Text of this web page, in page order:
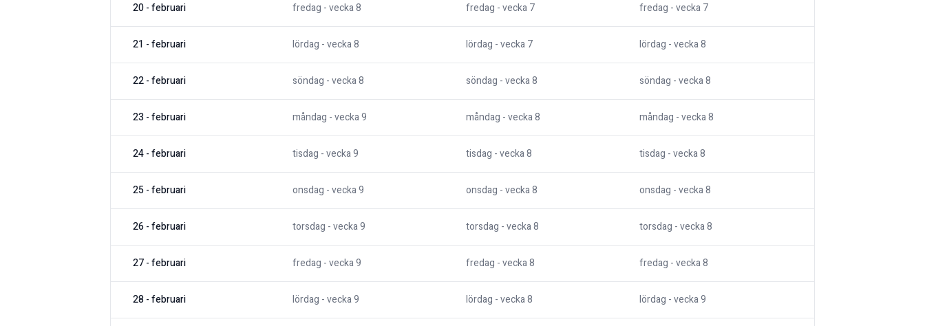
20-februari fredag - vecka8 fredag - vecka7 fredag - vecka7
21 -februari lördag - vecka8 lördag - vecka7 lördag - vecka8
22-februari söndag - vecka8 söndag - vecka8 söndag - vecka8
23 -februari måndag - vecka9 måndag - vecka8 måndag - vecka8
24-februari tisdag - vecka9 tisdag - vecka8 tisdag - vecka8
25-februari onsdag - vecka9 onsdag - vecka8 onsdag - vecka8
26-februari torsdag - vecka9 torsdag - vecka8 torsdag - vecka8
27-februari fredag - vecka9 fredag - vecka8 fredag - vecka8
28-februari lördag - vecka9 lördag - vecka8 lördag - vecka9